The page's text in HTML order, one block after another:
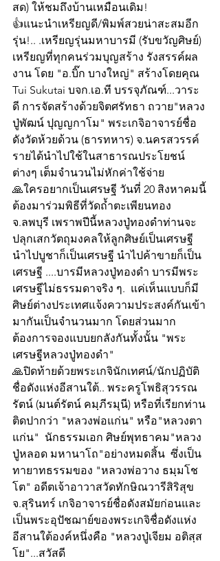
สด) ให้ชมถึงบ้านเหมือนเดิม!
👍แนะนำเหรียญดี/พิมพ์สวยน่าสะสมอีก
รุ่น!.. .เหรียญรุ่นมหาบารมี (รับขวัญศิษย์)
เหรียญที่ทุกคนร่วมบุญสร้าง รังสรรค์ผล
งาน โดย "อ.บิ๊ก บางใหญ่" สร้างโดยคุณ
Tui Sukutai บจก.เอ.ที บรรจุภัณฑ์...วาระ
ดี การจัดสร้างด้วยจิตศรัทธา ถวาย"หลวง
ปู่พัฒน์ ปุญญกาโม" พระเกจิอาจารย์ชื่อ
ดังวัดห้วยด้วน (ธารทหาร) จ.นครสวรรค์
รายได้นำไปใช้ในสาธารณประโยชน์
ต่างๆ เต็มจำนวนไม่หักค่าใช้จ่าย
🙏ใครอยากเป็นเศรษฐี วันที่ 20 สิงหาคมนี้
ต้องมาร่วมพิธีที่วัดถ้ำตะเพียนทอง
จ.ลพบุรี เพราพปีนี้หลวงปู่ทองดำท่านจะ
ปลุกเสกวัตถุมงคลให้ลูกศิษย์เป็นเศรษฐี
นำไปบูชาก็เป็นเศรษฐี นำไปค้าขายก็เป็น
เศรษฐี ....บารมีหลวงปู่ทองดำ บารมีพระ
เศรษฐีไม่ธรรมดาจริง ๆ.  แค่เห็นแบบก็มี
ศิษย์ต่างประเทศแจ้งความประสงค์กันเข้า
มากันเป็นจำนวนมาก โดยส่วนมาก
ต้องการจองแบบยกลังกันทั้งนั้น "พระ
เศรษฐีหลวงปู่ทองดำ"
🙏ปิดท้ายด้วยพระเกจินักเทศน์/นักปฏิบัติ
ชื่อดังแห่งอีสานใต้.. พระครูโพธิสุวรรณ
รัตน์ (มนต์รัตน์ คมฺภีรมุนี) หรือที่เรียกท่าน
ติดปากว่า "หลวงพ่อแก่น" หรือ"หลวงตา
แก่น"  นักธรรมเอก ศิษย์พุทธาคม"หลวง
ปู่หลอด มหานาโถ"อย่างหมดสิ้น  ซึ่งเป็น
ทายาทธรรมของ "หลวงพ่อวาง ธมฺมโช
โต" อดีตเจ้าอาวาสวัดทักษิณวารีสิริสุข
จ.สุรินทร์ เกจิอาจารย์ชื่อดังสมัยก่อนและ
เป็นพระอุปัชฌาย์ของพระเกจิชื่อดังแห่ง
อีสานใต้องค์หนึ่งคือ "หลวงปู่เจียม อติสฺส
โย"...สวัสดี